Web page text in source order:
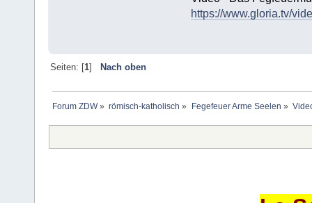
https://www.gloria.tv/
Seiten: [1] Nach oben
Forum ZDW» römisch-katholisch » Fegefeuer Arme Seelen »